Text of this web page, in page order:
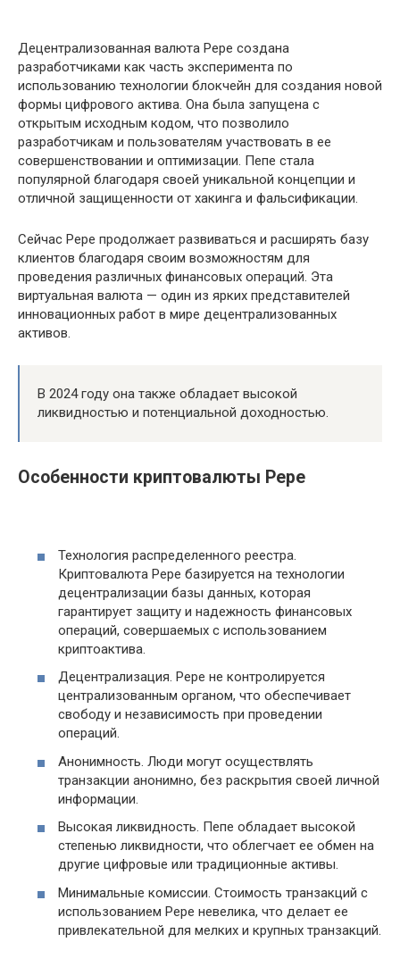
Децентрализованная валюта Pepe создана
разработчиками как часть эксперимента по
использованию технологии блокчейн для создания новой
формы цифрового актива. Она была запущена с
открытым исходным кодом, что позволило
разработчикам и пользователям участвовать в ее
совершенствовании и оптимизации. Пепе стала
популярной благодаря своей уникальной концепции и
отличной защищенности от хакинга и фальсификации.
Сейчас Pepe продолжает развиваться и расширять базу
клиентов благодаря своим возможностям для
проведения различных финансовых операций. Эта
виртуальная валюта — один из ярких представителей
инновационных работ в мире децентрализованных
активов.
В 2024 году она также обладает высокой
ликвидностью и потенциальной доходностью.
Особенности криптовалюты Pepe
Технология распределенного реестра.
Криптовалюта Pepe базируется на технологии
децентрализации базы данных, которая
гарантирует защиту и надежность финансовых
операций, совершаемых с использованием
криптоактива.
Децентрализация. Pepe не контролируется
централизованным органом, что обеспечивает
свободу и независимость при проведении
операций.
Анонимность. Люди могут осуществлять
транзакции анонимно, без раскрытия своей личной
информации.
Высокая ликвидность. Пепе обладает высокой
степенью ликвидности, что облегчает ее обмен на
другие цифровые или традиционные активы.
Минимальные комиссии. Стоимость транзакций с
использованием Pepe невелика, что делает ее
привлекательной для мелких и крупных транзакций.